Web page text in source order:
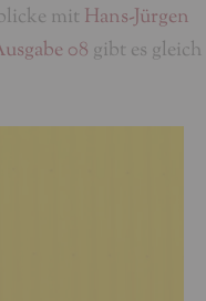
mit Hans-Jürgen
08 gibt es gleich